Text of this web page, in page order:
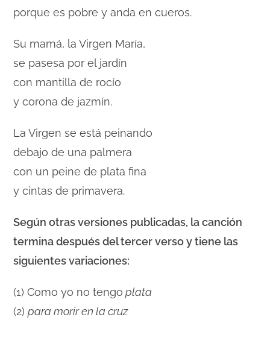
porque es pobre y anda en cueros.
Su mamá, la Virgen María,
se pasesa por el jardín
con mantilla de rocío
y corona de jazmín.
La Virgen se está peinando
debajo de una palmera
con un peine de plata fina
y cintas de primavera.
Según otras versiones publicadas, la canción
termina después del tercer verso y tiene las
siguientes variaciones:
(1) Como yo no tengo plata
(2)para morir en la cruz